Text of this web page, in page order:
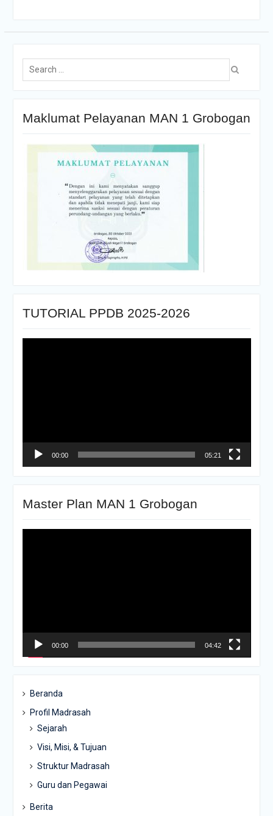
Maklumat Pelayanan MAN 1 Grobogan
TUTORIAL PPDB 2025-2026
00:00 05:21
Master Plan MAN 1 Grobogan
00:00 04:42
Beranda
Profil Madrasah
Sejarah
Visi, Misi, & Tujuan
Struktur Madrasah
Guru dan Pegawai
Berita